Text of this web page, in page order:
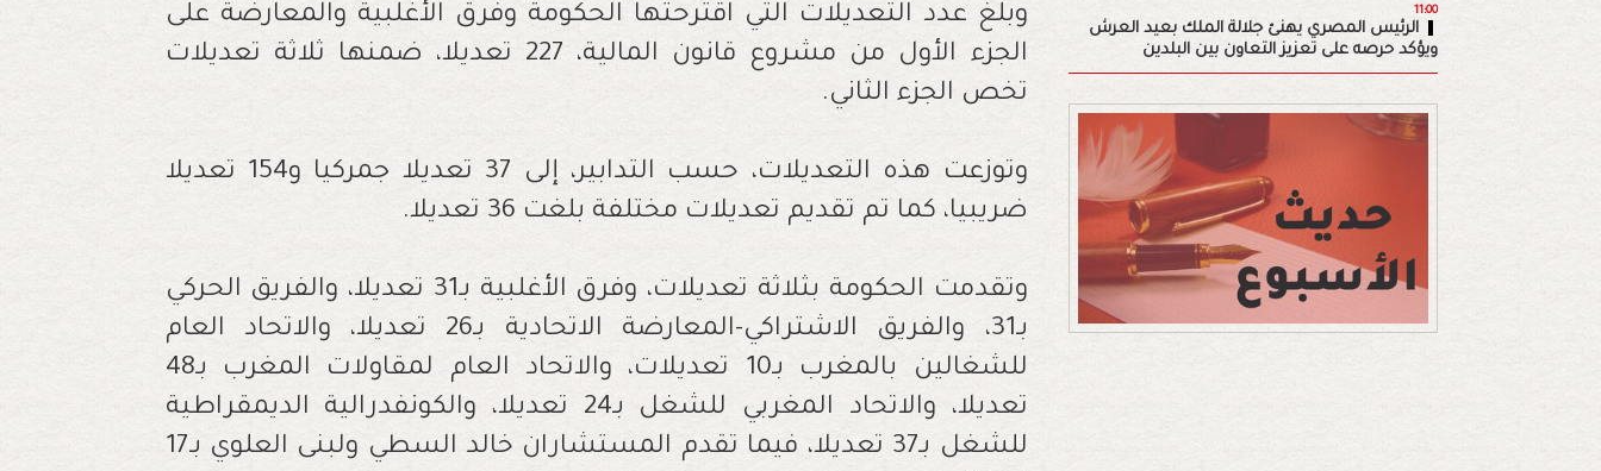
وبلغ عدد التعديلات التي اقترحتها الحكومة وفرق الأغلبية والمعارضة على
الجزء الأول من مشروع قانون المالية، 227 تعديلا، ضمنها ثلاثة تعديلات
تخص الجزء الثاني.
وتوزعت هذه التعديلات، حسب التدابير، إلى 37 تعديلا جمركيا و154 تعديلا
ضريبيا، كما تم تقديم تعديلات مختلفة بلغت 36 تعديلا.
وتقدمت الحكومة بثلاثة تعديلات، وفرق الأغلبية بـ31 تعديلا، والفريق الحركي
بـ31، والفريق الاشتراكي-المعارضة الاتحادية بـ26 تعديلا، والاتحاد العام
للشغالين بالمغرب بـ10 تعديلات، والاتحاد العام لمقاولات المغرب بـ48
تعديلا، والاتحاد المغربي للشغل بـ24 تعديلا، والكونفدرالية الديمقراطية
للشغل بـ37 تعديلا، فيما تقدم المستشاران خالد السطي ولبنى العلوي بـ17
11:00
الرئيس المصري يهنئ جلالة الملك بعيد العرش
ويؤكد حرصه على تعزيز التعاون بين البلدين